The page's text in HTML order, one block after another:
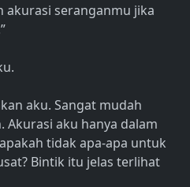
akurasi seranganmu jika
aku. Sangat mudah
aku hanya dalam
tidak apa-apa untuk
Bintik itu jelas terlihat